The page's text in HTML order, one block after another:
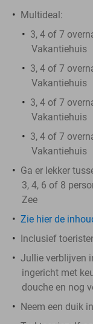
Multideal:
3, 4 of 7
Vakantiehuis
3, 4 of 7
Vakantiehuis
3, 4 of 7
Vakantiehuis
3, 4 of 7
Vakantiehuis
Ga er lekker
3, 4, 6 of 8
Zee
Zie hier de
Inclusief
Jullie verblijven
ingericht met
douche en nog
Neem een duik